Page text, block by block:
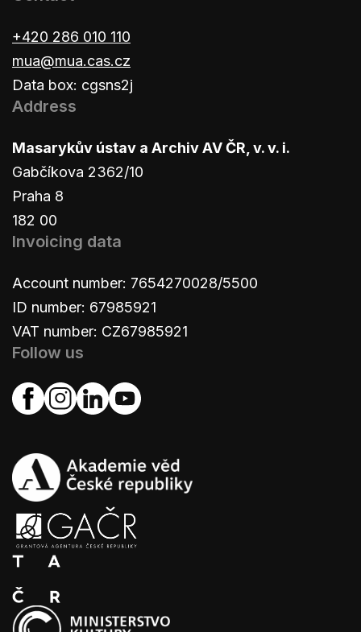
+420 286 010 110
mua@mua.cas.cz
Data box: cgsns2j
Address
Masarykův ústav a Archiv AV ČR, v. v. i.
Gabčíkova 2362/10
Praha 8
182 00
Invoicing data
Account number: 7654270028/5500
ID number: 67985921
VAT number: CZ67985921
Follow us